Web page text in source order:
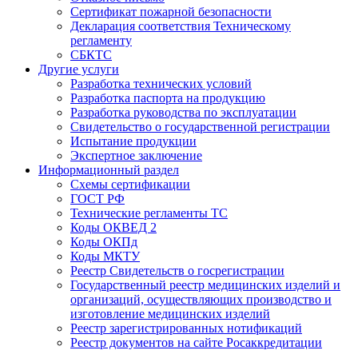
Сертификат пожарной безопасности
Декларация соответствия Техническому
регламенту
СБКТС
Другие услуги
Разработка технических условий
Разработка паспорта на продукцию
Разработка руководства по эксплуатации
Свидетельство о государственной регистрации
Испытание продукции
Экспертное заключение
Информационный раздел
Схемы сертификации
ГОСТ РФ
Технические регламенты ТС
Коды ОКВЕД 2
Коды ОКПд
Коды МКТУ
Реестр Свидетельств о госрегистрации
Государственный реестр медицинских изделий и
организаций, осуществляющих производство и
изготовление медицинских изделий
Реестр зарегистрированных нотификаций
Реестр документов на сайте Росаккредитации